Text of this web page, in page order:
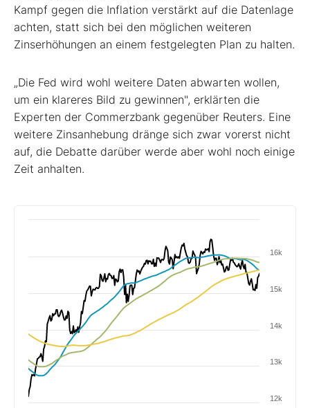
Kampf gegen die Inflation verstärkt auf die Datenlage
achten, statt sich bei den möglichen weiteren
Zinserhöhungen an einem festgelegten Plan zu halten.
„Die Fed wird wohl weitere Daten abwarten wollen,
um ein klareres Bild zu gewinnen", erklärten die
Experten der Commerzbank gegenüber Reuters. Eine
weitere Zinsanhebung dränge sich zwar vorerst nicht
auf, die Debatte darüber werde aber wohl noch einige
Zeit anhalten.
12k
13k
14k
15k
16k